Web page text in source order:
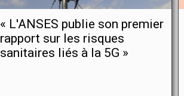
« L'ANSES publie son premier
rapport sur les risques
sanitaires liés à la 5G »